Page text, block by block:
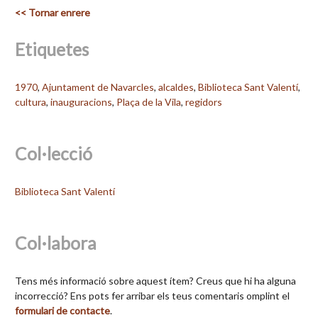
<< Tornar enrere
Etiquetes
1970, Ajuntament de Navarcles, alcaldes, Biblioteca Sant Valentí,
cultura, inauguracions, Plaça de la Vila, regidors
Col·lecció
Biblioteca Sant Valentí
Col·labora
Tens més informació sobre aquest ítem? Creus que hi ha alguna
incorrecció? Ens pots fer arribar els teus comentaris omplint el
formulari de contacte.